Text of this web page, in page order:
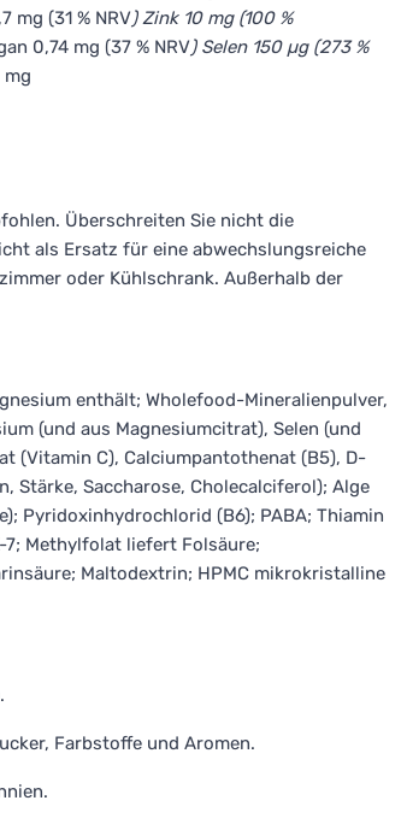
mg (31 % NRV) Zink 10 mg (100 %
0,74 mg (37 % NRV) Selen 150 µg (273 %
Überschreiten Sie nicht die
als Ersatz für eine abwechslungsreiche
oder Kühlschrank. Außerhalb der
enthält; Wholefood-Mineralienpulver,
(und aus Magnesiumcitrat), Selen (und
(Vitamin C), Calciumpantothenat (B5), D-
Stärke, Saccharose, Cholecalciferol); Alge
Pyridoxinhydrochlorid (B6); PABA; Thiamin
7; Methylfolat liefert Folsäure;
Maltodextrin; HPMC mikrokristalline
Farbstoffe und Aromen.